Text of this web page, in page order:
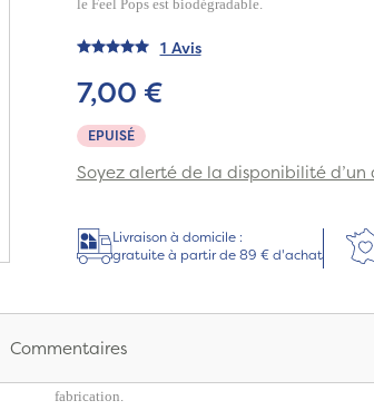
le Feel Pops est biodégradable.
1 Avis
EPUISÉ
7,00 €
Soyez alerté de la disponibilité d’un
Livraison à domicile :
gratuite à partir de 89 € d'achat
Commentaires
fabrication.